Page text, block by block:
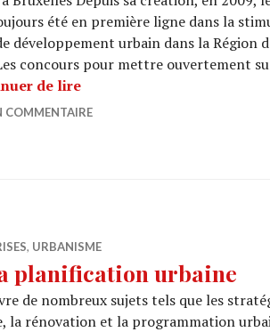
été en première ligne dans la
développement urbain dans la Région
concours pour mettre ouvertement
de lireLes 10 points BMA pour un
COMMENTAIRE
, URBANISME
planification urbaine
de nombreux sujets tels que les
la rénovation et la programmation